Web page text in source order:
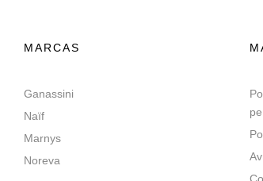
MARCAS
Ganassini
Naïf
Marnys
Noreva